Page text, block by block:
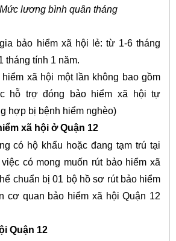
lương bình quân tháng
bảo hiểm xã hội lẻ: từ 1-6 tháng
tháng tính 1 năm.
xã hội một lần không bao gồm
hỗ trợ đóng bảo hiểm xã hội tự
hợp bị bệnh hiểm nghèo)
xã hội ở Quận 12
hộ khẩu hoặc đang tạm trú tại
có mong muốn rút bảo hiểm xã
chuẩn bị 01 bộ hồ sơ rút bảo hiểm
cơ quan bảo hiểm xã hội Quận 12
Quận 12